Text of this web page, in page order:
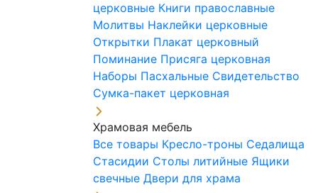
церковные Книги православные
Молитвы Наклейки церковные
Открытки Плакат церковный
Поминание Присяга церковная
Наборы Пасхальные Свидетельство
Сумка-пакет церковная
Храмовая мебель
Все товары Кресло-троны Седалища
Стасидии Столы литийные Ящики
свечные Двери для храма